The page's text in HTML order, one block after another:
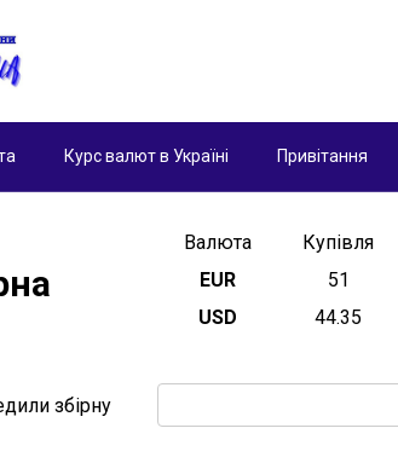
Курс валют в Україні Привітання
збірну
Валюта Купівля
EUR
51
USD
44.35